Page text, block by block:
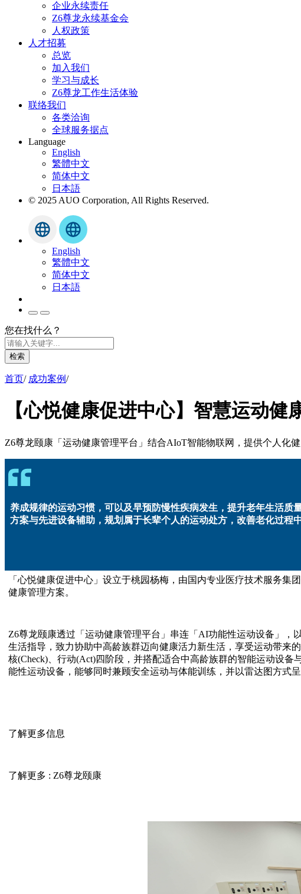
企业永续责任
Z6尊龙永续基金会
人权政策
人才招募
总览
加入我们
学习与成长
Z6尊龙工作生活体验
联络我们
各类洽询
全球服务据点
Language
English
繁體中文
简体中文
日本語
© 2025 AUO Corporation, All Rights Reserved.
English
繁體中文
简体中文
日本語
您在找什么？
检索
首页/ 成功案例/
【心悦健康促进中心】智慧运动健
Z6尊龙颐康「运动健康管理平台」结合AIoT智能物联网，提供个人化
养成规律的运动习惯，可以及早预防慢性疾病发生，提升老年生活
方案与先进设备辅助，规划属于长辈个人的运动处方，改善老化过
「心悦健康促进中心」设立于桃园杨梅，由国内专业医疗技术服务集
健康管理方案。
Z6尊龙颐康透过「运动健康管理平台」串连「AI功能性运动设备」，以
生活指导，致力协助中高龄族群迈向健康活力新生活，享受运动带来
核(Check)、行动(Act)四阶段，并搭配适合中高龄族群的智能运动
能性运动设备，能够同时兼顾安全运动与体能训练，并以雷达图方
了解更多信息
了解更多 : Z6尊龙颐康